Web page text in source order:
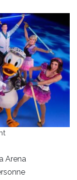
Arena